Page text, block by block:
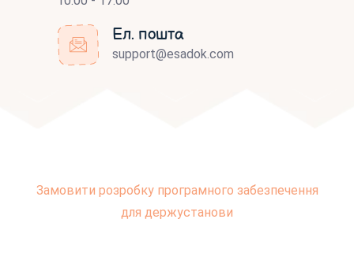
Ел. пошта
support@esadok.com
Замовити розробку програмного забезпечення
для держустанови